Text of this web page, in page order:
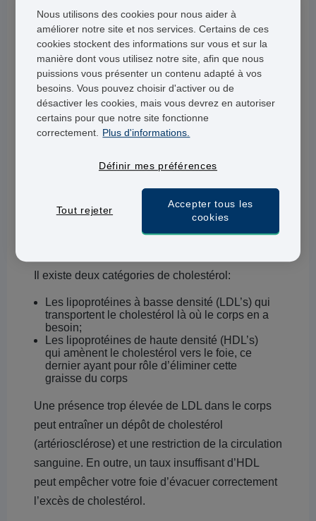
Quel est le lien entre graisses et
cholestérol ?
Un excès de graisses peut augmenter votre
niveau de cholestérol dans le sang et favoriser
l’apparition d’une maladie cardiaque.
parois cellulaires de notre corps et à la production
de vitamine D, des acides biliaires et des
hormones. Il est produit par notre foie et se
Il existe deux catégories de cholestérol:
Les lipoprotéines à basse densité (LDL’s) qui
transportent le cholestérol là où le corps en a
besoin;
Les lipoprotéines de haute densité (HDL’s)
qui amènent le cholestérol vers le foie, ce
dernier ayant pour rôle d’éliminer cette
graisse du corps
Une présence trop élevée de LDL dans le corps
peut entraîner un dépôt de cholestérol
(artériosclérose) et une restriction de la circulation
sanguine. En outre, un taux insuffisant d’HDL
peut empêcher votre foie d’évacuer correctement
l’excès de cholestérol.
Nous utilisons des cookies pour nous aider à
améliorer notre site et nos services. Certains de ces
cookies stockent des informations sur vous et sur la
manière dont vous utilisez notre site, afin que nous
puissions vous présenter un contenu adapté à vos
besoins. Vous pouvez choisir d'activer ou de
désactiver les cookies, mais vous devrez en autoriser
certains pour que notre site fonctionne
correctement.
Plus d'informations.
Définir mes préférences
Tout rejeter
Accepter tous les
cookies